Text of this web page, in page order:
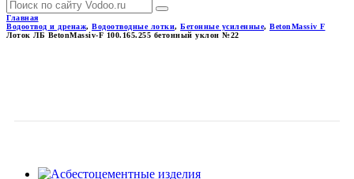
Главная
Водоотвод и дренаж, Водоотводные лотки, Бетонные усиленные, BetonMassiv F
Лоток ЛБ BetonMassiv-F 100.165.255 бетонный уклон №22